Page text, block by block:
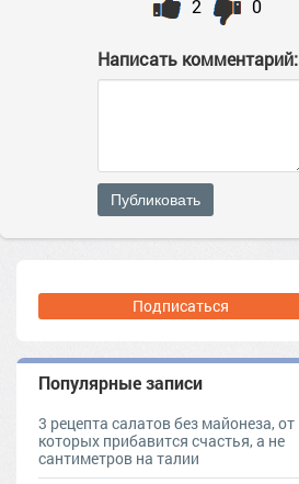
0
2
Написать комментарий:
Публиковать
Подписаться
Популярные записи
3 рецепта салатов без майонеза, от
которых прибавится счастья, а не
сантиметров на талии